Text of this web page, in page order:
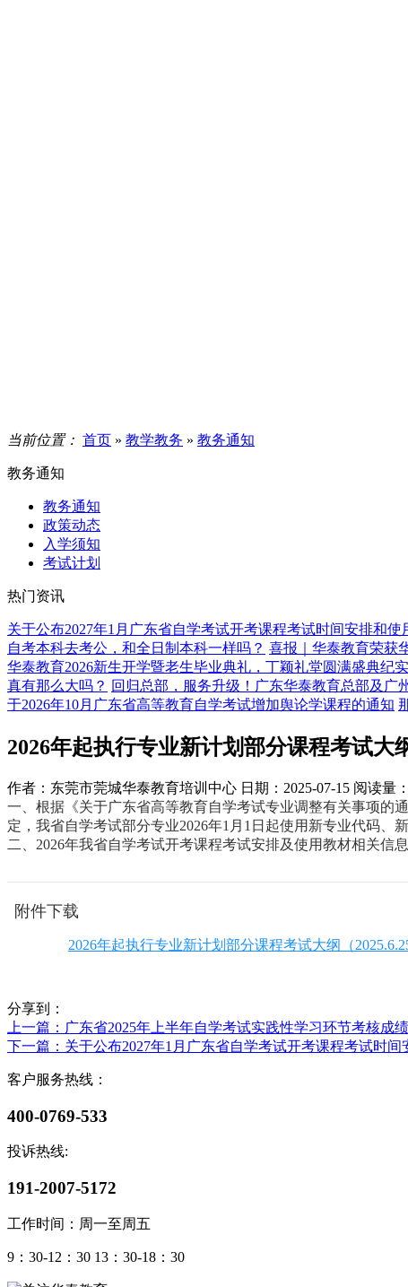
当前位置： 首页 » 教学教务 » 教务通知
教务通知
教务通知
政策动态
入学须知
考试计划
热门资讯
关于公布2027年1月广东省自学考试开考课程考试时间安排和使
自考本科去考公，和全日制本科一样吗？ 喜报｜华泰教育荣获
华泰教育2026新生开学暨老生毕业典礼，丁颖礼堂圆满盛典纪实
真有那么大吗？ 回归总部，服务升级！广东华泰教育总部及广
于2026年10月广东省高等教育自学考试增加舆论学课程的通知
2026年起执行专业新计划部分课程考试大
作者：东莞市莞城华泰教育培训中心 日期：2025-07-15 阅读量：
一、根据《关于广东省高等教育自学考试专业调整有关事项的
定，我省自学考试部分专业2026年1月1日起使用新专业代码、
二、2026年我省自学考试开考课程考试安排及使用教材相关信
附件下载
2026年起执行专业新计划部分课程考试大纲（
分享到：
上一篇 ：广东省2025年上半年自学考试实践性学习环节考核成
下一篇 ：关于公布2027年1月广东省自学考试开考课程考试时
客户服务热线：
400-0769-533
投诉热线:
191-2007-5172
工作时间：周一至周五
9：30-12：30 13：30-18：30